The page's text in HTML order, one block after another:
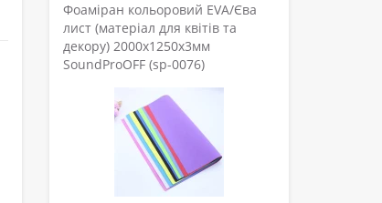
Фоаміран кольоровий EVA/Єва
лист (матеріал для квітів та
декору) 2000x1250x3мм
SoundProOFF (sp-0076)